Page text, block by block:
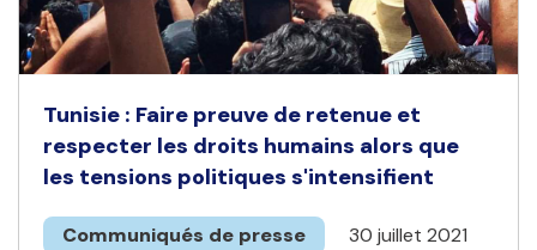
Tunisie : Faire preuve de retenue et
respecter les droits humains alors que
les tensions politiques s'intensifient
Communiqués de presse 30 juillet 2021